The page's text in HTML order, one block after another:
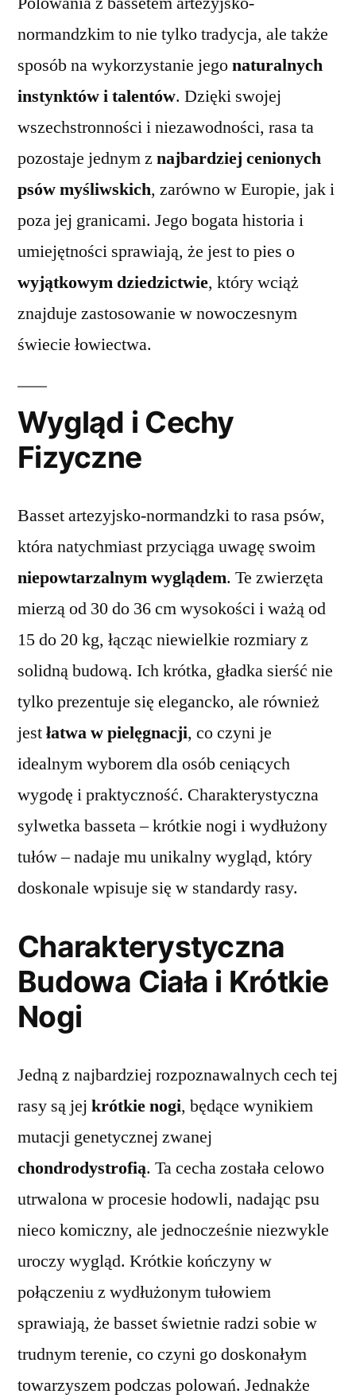
normandzkim to nie tylko tradycja, ale także
sposób na wykorzystanie jegonaturalnych
instynktów i talentów. Dzięki swojej
wszechstronności i niezawodności, rasa ta
pozostaje jednym z najbardziej cenionych
psów myśliwskich, zarówno w Europie, jak i
poza jej granicami. Jego bogata historia i
umiejętności sprawiają, że jest to pies o
wyjątkowym dziedzictwie, który wciąż
znajduje zastosowanie w nowoczesnym
świecie łowiectwa.
Wygląd i Cechy
Fizyczne
Basset artezyjsko-normandzki to rasa psów,
która natychmiast przyciąga uwagę swoim
niepowtarzalnym wyglądem. Te zwierzęta
mierzą od 30 do 36 cm wysokości i ważą od
15 do 20 kg, łącząc niewielkie rozmiary z
solidną budową. Ich krótka, gładka sierść nie
tylko prezentuje się elegancko, ale również
jestłatwa w pielęgnacji, co czyni je
idealnym wyborem dla osób ceniących
wygodę i praktyczność. Charakterystyczna
sylwetka basseta – krótkie nogi i wydłużony
tułów – nadaje mu unikalny wygląd, który
doskonale wpisuje się w standardy rasy.
Charakterystyczna
Budowa Ciała i Krótkie
Nogi
Jedną z najbardziej rozpoznawalnych cech tej
rasy są jej krótkie nogi, będące wynikiem
mutacji genetycznej zwanej
chondrodystrofią. Ta cecha została celowo
utrwalona w procesie hodowli, nadając psu
nieco komiczny, ale jednocześnie niezwykle
uroczy wygląd. Krótkie kończyny w
połączeniu z wydłużonym tułowiem
sprawiają, że basset świetnie radzi sobie w
trudnym terenie, co czyni go doskonałym
towarzyszem podczas polowań. Jednakże